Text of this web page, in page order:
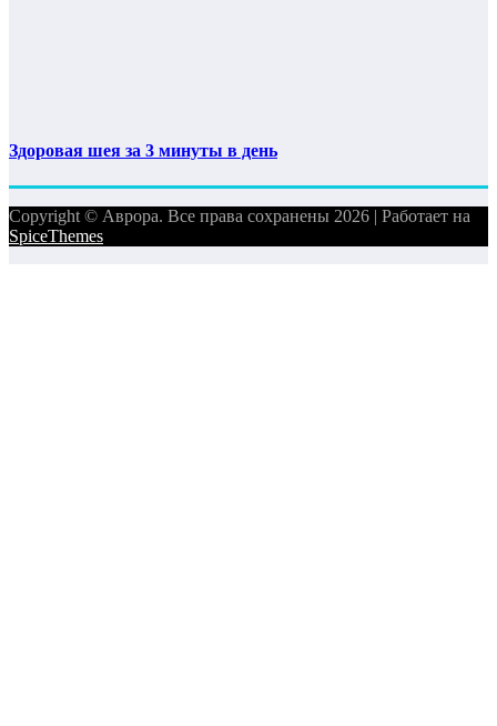
Здоровая шея за 3 минуты в день
Copyright © Аврора. Все права сохранены 2026 | Работает на
SpiceThemes